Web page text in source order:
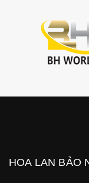
HOA LAN BẢO